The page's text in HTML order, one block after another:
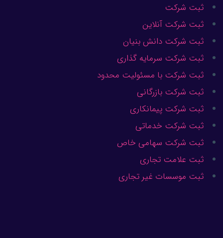
ثبت شرکت
ثبت شرکت آنلاین
ثبت شرکت دانش بنیان
ثبت شرکت سرمایه گذاری
ثبت شرکت با مسئولیت محدود
ثبت شرکت بازرگانی
ثبت شرکت پیمانکاری
ثبت شرکت خدماتی
ثبت شرکت سهامی خاص
ثبت علامت تجاری
ثبت موسسات غیر تجاری